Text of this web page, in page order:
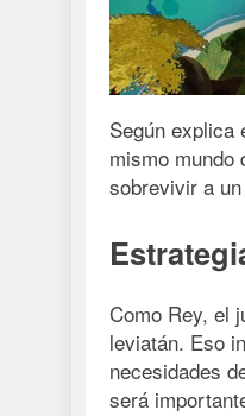
Según explica
mismo mundo
sobrevivir a
Como Rey, el
leviatán. Eso
necesidades
será